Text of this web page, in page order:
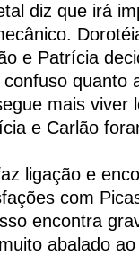
diz que irá
e Patrícia
quanto
mais viver
e Carlão
ligação e
com
encontra
abalado